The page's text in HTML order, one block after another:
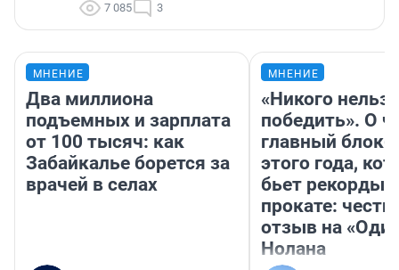
7 085 3
МНЕНИЕ
Два миллиона
подъемных и зарплата
от 100 тысяч: как
Забайкалье борется за
врачей в селах
МНЕНИЕ
«Никого нельзя
победить». О
главный
этого года,
бьет рекорды в
прокате:
отзыв на
Нолана